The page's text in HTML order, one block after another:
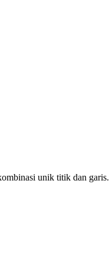
unik titik dan garis.